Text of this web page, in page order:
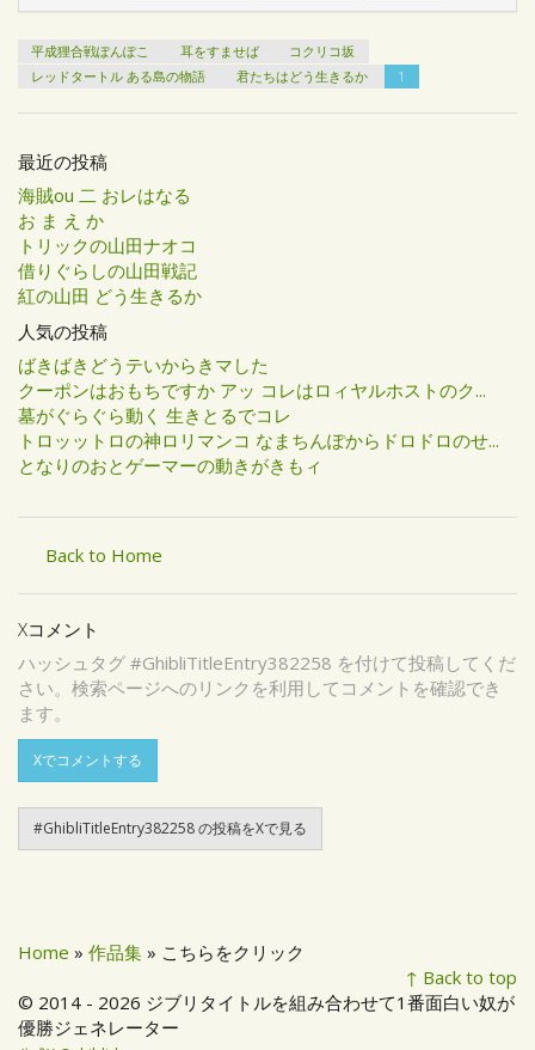
平成狸合戦ぽんぽこ 耳をすませば
コクリコ坂
レッドタートル ある島の物語
君たちはどう生きるか 1
最近の投稿
海賊ou 二 おレはなる
お ま え か
トリックの山田ナオコ
借りぐらしの山田戦記
紅の山田 どう生きるか
人気の投稿
ばきばきどうテいからきマした
クーポンはおもちですか アッ コレはロィヤルホストのク...
墓がぐらぐら動く 生きとるでコレ
トロッットロの神ロリマンコ なまちんぽからドロドロのせ...
となりのおとゲーマーの動きがきもィ
Back to Home
Xコメント
ハッシュタグ #GhibliTitleEntry382258 を付けて投稿してくだ
さい。検索ページへのリンクを利用してコメントを確認でき
ます。
Xでコメントする
#GhibliTitleEntry382258 の投稿をXで見る
Home » 作品集 » こちらをクリック
↑ Back to top
© 2014 - 2026 ジブリタイトルを組み合わせて1番面白い奴が
優勝ジェネレーター